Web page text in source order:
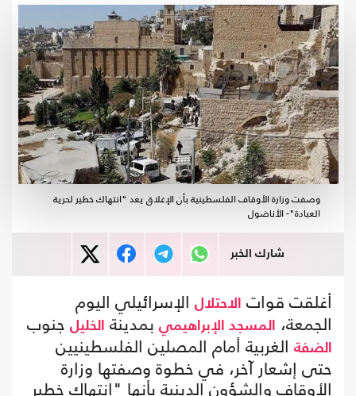
وصفت وزارة الأوقاف الفلسطينية بأن الإغلاق يعد "انتهاك خطير لحرية
العبادة"- الأناضول
شارك الخبر
أغلقت قوات الاحتلال الإسرائيلي اليوم
الجمعة،
المسجد الإبراهيمي بمدينة الخليل جنوب
الضفة الغربية أمام المصلين الفلسطينيين
حتى إشعار آخر، في خطوة وصفتها وزارة
الأوقاف والشؤون الدينية بأنها "انتهاك خطير